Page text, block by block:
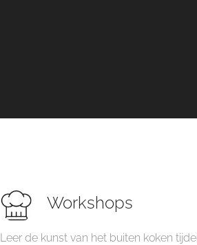
Workshops
Leer de kunst van het buiten koken